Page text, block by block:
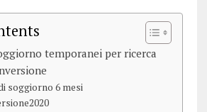
temporanei per ricerca
soggiorno 6 mesi